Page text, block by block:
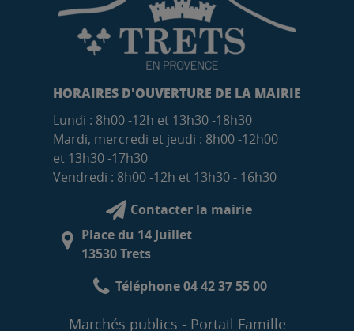
HORAIRES D'OUVERTURE DE LA MAIRIE
Lundi : 8h00 -12h et 13h30 -18h30
Mardi, mercredi et jeudi : 8h00 -12h00
et 13h30 -17h30
Vendredi : 8h00 -12h et 13h30 - 16h30
Contacter la mairie
Place du 14 Juillet
13530 Trets
Téléphone 04 42 37 55 00
Marchés publics Portail Famille